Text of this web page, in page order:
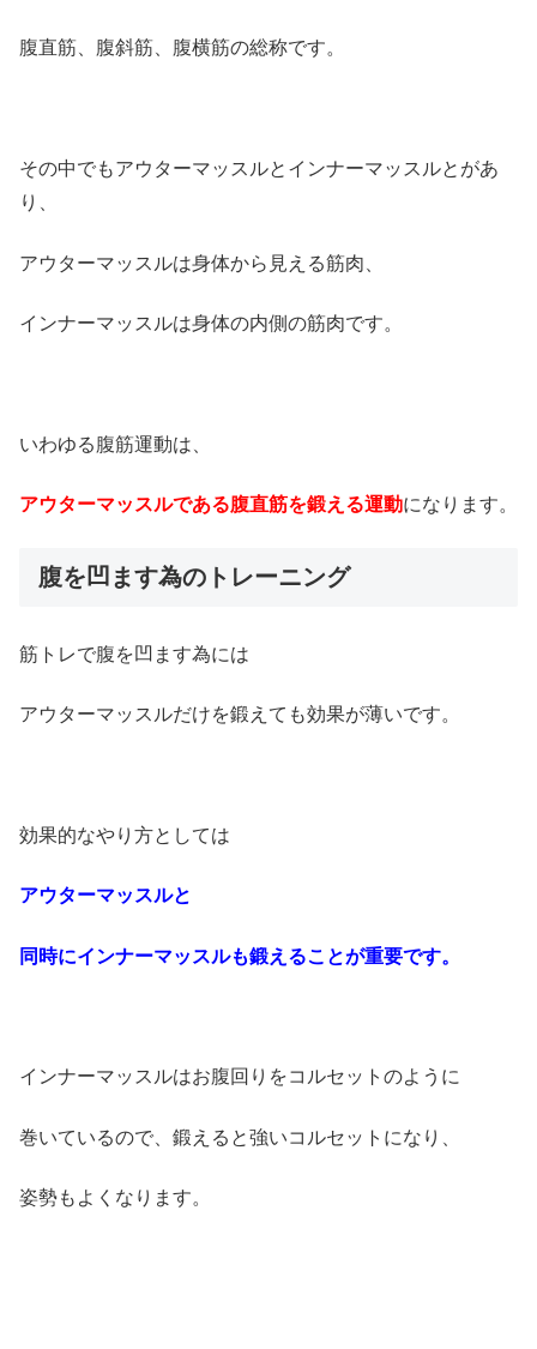
腹直筋、腹斜筋、腹横筋の総称です。
その中でもアウターマッスルとインナーマッスルとがあ
り、
アウターマッスルは身体から見える筋肉、
インナーマッスルは身体の内側の筋肉です。
いわゆる腹筋運動は、
アウターマッスルである腹直筋を鍛える運動になります。
腹を凹ます為のトレーニング
筋トレで腹を凹ます為には
アウターマッスルだけを鍛えても効果が薄いです。
効果的なやり方としては
アウターマッスルと
同時にインナーマッスルも鍛えることが重要です。
インナーマッスルはお腹回りをコルセットのように
巻いているので、鍛えると強いコルセットになり、
姿勢もよくなります。